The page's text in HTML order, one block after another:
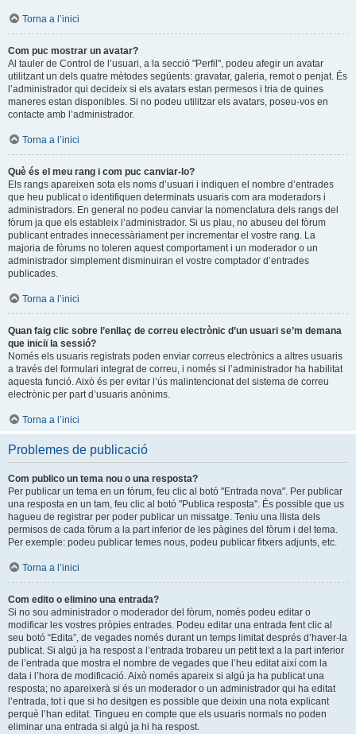
Torna a l’inici
Com puc mostrar un avatar?
Al tauler de Control de l’usuari, a la secció "Perfil", podeu afegir un avatar
utilitzant un dels quatre mètodes següents: gravatar, galeria, remot o penjat. És
l’administrador qui decideix si els avatars estan permesos i tria de quines
maneres estan disponibles. Si no podeu utilitzar els avatars, poseu-vos en
contacte amb l’administrador.
Torna a l’inici
Què és el meu rang i com puc canviar-lo?
Els rangs apareixen sota els noms d’usuari i indiquen el nombre d’entrades
que heu publicat o identifiquen determinats usuaris com ara moderadors i
administradors. En general no podeu canviar la nomenclatura dels rangs del
fòrum ja que els estableix l’administrador. Si us plau, no abuseu del fòrum
publicant entrades innecessàriament per incrementar el vostre rang. La
majoria de fòrums no toleren aquest comportament i un moderador o un
administrador simplement disminuiran el vostre comptador d’entrades
publicades.
Torna a l’inici
Quan faig clic sobre l’enllaç de correu electrònic d’un usuari se’m demana
que iniciï la sessió?
Només els usuaris registrats poden enviar correus electrònics a altres usuaris
a través del formulari integrat de correu, i només si l’administrador ha habilitat
aquesta funció. Això és per evitar l’ús malintencionat del sistema de correu
electrònic per part d’usuaris anònims.
Torna a l’inici
Problemes de publicació
Com publico un tema nou o una resposta?
Per publicar un tema en un fòrum, feu clic al botó "Entrada nova". Per publicar
una resposta en un tam, feu clic al botó "Publica resposta". És possible que us
hagueu de registrar per poder publicar un missatge. Teniu una llista dels
permisos de cada fòrum a la part inferior de les pàgines del fòrum i del tema.
Per exemple: podeu publicar temes nous, podeu publicar fitxers adjunts, etc.
Torna a l’inici
Com edito o elimino una entrada?
Si no sou administrador o moderador del fòrum, només podeu editar o
modificar les vostres pròpies entrades. Podeu editar una entrada fent clic al
seu botó “Edita”, de vegades només durant un temps limitat després d’haver-la
publicat. Si algú ja ha respost a l’entrada trobareu un petit text a la part inferior
de l’entrada que mostra el nombre de vegades que l’heu editat així com la
data i l’hora de modificació. Això només apareix si algú ja ha publicat una
resposta; no apareixerà si és un moderador o un administrador qui ha editat
l’entrada, tot i que si ho desitgen es possible que deixin una nota explicant
perquè l’han editat. Tingueu en compte que els usuaris normals no poden
eliminar una entrada si algú ja hi ha respost.